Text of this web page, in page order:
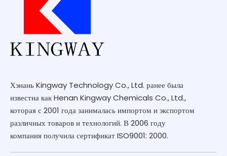
Хэнань Kingway Technology Co., Ltd. ранее была
известна как Henan Kingway Chemicals Co., Ltd.,
которая с 2001 года занималась импортом и экспортом
различных товаров и технологий. В 2006 году
компания получила сертификат ISO9001: 2000.